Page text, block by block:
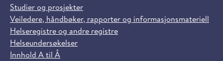
Studier og prosjekter
Veiledere, håndbøker, rapporter og informasjonsmateriell
Helseregistre og andre registre
Helseundersøkelser
Innhold A til Å